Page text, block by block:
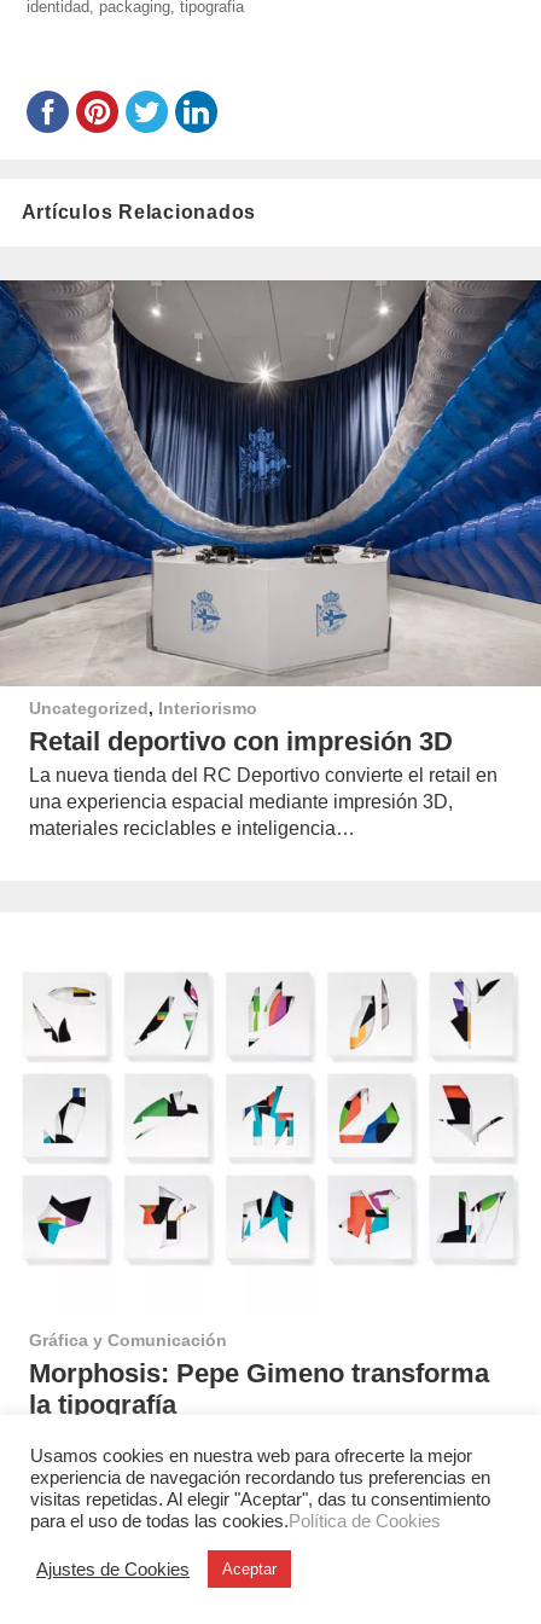
el
identidad packaging ,tipografia
Artículos Relacionados
Uncategorized, Interiorismo
Retail deportivo con impresión 3D
La nueva tienda del RC Deportivo convierte el retail en
una experiencia espacial mediante impresión 3D,
materiales reciclables e inteligencia…
Gráfica y Comunicación
Morphosis: Pepe Gimeno transforma
la tipografía
de cinco años de investigación sobre la construcción del
significado. Comisariada por…
Usamos cookies en nuestra web para ofrecerte la mejor
experiencia de navegación recordando tus preferencias en
visitas repetidas. Al elegir "Aceptar", das tu consentimiento
para el uso de todas las cookies.Política de Cookies
Ajustes de Cookies Aceptar